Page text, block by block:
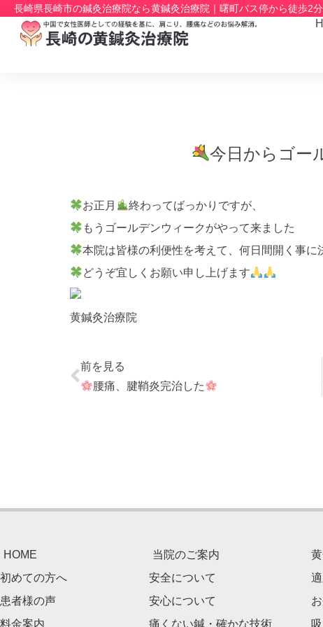
長崎県長崎市の鍼灸治療院なら黄鍼灸治療院｜曙町バス停から徒歩2
今日からゴー
お正月
終わってばっかりですが、
もうゴールデンウィークがやって来ました
本院は皆様の利便性を考えて、何日間開く事に
どうぞ宜しくお願い申し上げます
黄鍼灸治療院
前を見る
腰痛、腱鞘炎完治した
HOME
初めての方へ
患者様の声
料金案内
当院のご案内
安全について
安心について
痛くない鍼・確かな技術